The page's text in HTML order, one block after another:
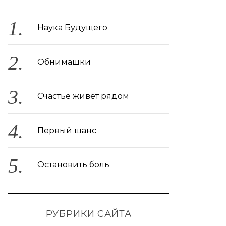
Наука Будущего
Обнимашки
Счастье живёт рядом
Первый шанс
Остановить боль
РУБРИКИ САЙТА